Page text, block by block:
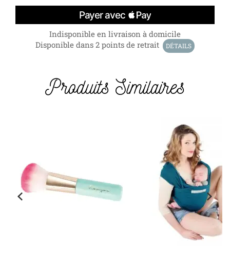
Indisponible en livraison à domicile
Disponible dans 2 points de retrait
DÉTAILS
Produits Similaires